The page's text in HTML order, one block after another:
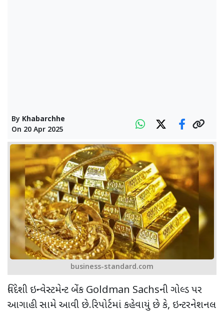
By Khabarchhe
On 20 Apr 2025
business-standard.com
વિદેશી ઇન્વેસ્ટમેન્ટ બેંક Goldman Sachsની ગોલ્ડ પર
આગાહી સામે આવી છે.રિપોર્ટમાં કહેવાયું છે કે, ઇન્ટરનેશનલ